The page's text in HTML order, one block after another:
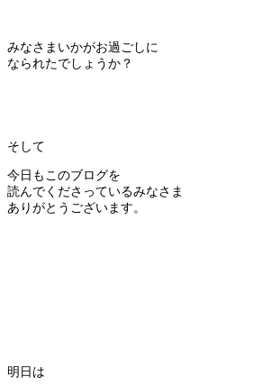
みなさまいかがお過ごしに
なられたでしょうか？
そして
今日もこのブログを
読んでくださっているみなさま
ありがとうございます。
明日は